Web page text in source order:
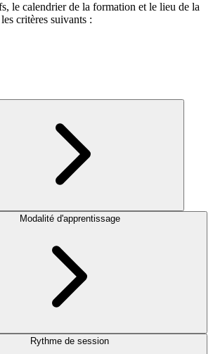
le calendrier de la formation et le lieu de la
critères suivants :
Modalité d'apprentissage
Rythme de session